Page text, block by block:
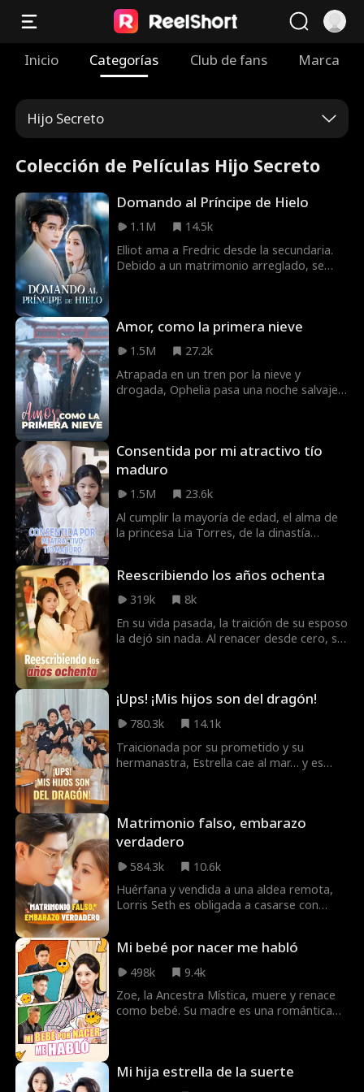
Inicio Categorías Club de fans Marca
Hijo Secreto
Colección de Películas Hijo Secreto
Domando al Príncipe de Hielo
1.1M
14.5k
Elliot ama a Fredric desde la secundaria.
Debido a un matrimonio arreglado, se
siempre lo apoyó en silencio. Solo cuando
se fue, él descubrió que la amaba.
Amor, como la primera nieve
1.5M
27.2k
Atrapada en un tren por la nieve y
drogada, Ophelia pasa una noche salvaje
hermano, Harrison, el temido líder de los
Rhodes, es el hombre de aquella noche.
estéril, Harrison oculta su deseo actuando
como el cuñado ideal mientras la protege
en secreto. Forjado en la primera nevada,
su vínculo es un destino que él defenderá
corazón y se convierte en su única
Consentida por mi atractivo tío
maduro
1.5M
23.6k
Al cumplir la mayoría de edad, el alma de
la princesa Lia Torres, de la dinastía
por una impostora, la pequeña murió
trágicamente por abandono. Indignada,
Lia asume esta nueva vida junto a un
padre despreciado por todos.
Reescribiendo los años ochenta
319k
8k
En su vida pasada, la traición de su esposo
la dejó sin nada. Al renacer desde cero, se
¡Ups! ¡Mis hijos son del dragón!
780.3k
14.1k
Traicionada por su prometido y su
hermanastra, Estrella cae al mar… y es
saber quién es. Mientras sus pequeños
traman unirlos, él se convierte en su papá
esperan.
Matrimonio falso, embarazo
verdadero
584.3k
10.6k
Huérfana y vendida a una aldea remota,
Lorris Seth es obligada a casarse con
Luke Garrison. Aunque se pierden de vista,
Lorris queda embarazada y sobrevive
vendiendo comida en una obra del Grupo
Garrison. Cuando Derek la encuentra, Luke
aparece con una propuesta inesperada: un
Mi bebé por nacer me habló
498k
9.4k
Zoe, la Ancestra Mística, muere y renace
como bebé. Su madre es una romántica
dream team Garza, aplasta al
desgraciado. Desde entonces, madre e
Mi hija estrella de la suerte